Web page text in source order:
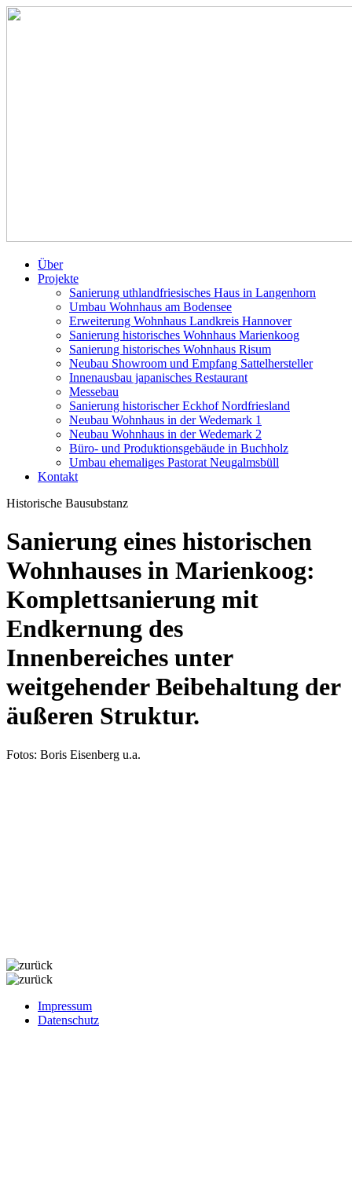
Über
Projekte
Sanierung uthlandfriesisches Haus in Langenhorn
Umbau Wohnhaus am Bodensee
Erweiterung Wohnhaus Landkreis Hannover
Sanierung historisches Wohnhaus Marienkoog
Sanierung historisches Wohnhaus Risum
Neubau Showroom und Empfang Sattelhersteller
Innenausbau japanisches Restaurant
Messebau
Sanierung historischer Eckhof Nordfriesland
Neubau Wohnhaus in der Wedemark 1
Neubau Wohnhaus in der Wedemark 2
Büro- und Produktionsgebäude in Buchholz
Umbau ehemaliges Pastorat Neugalmsbüll
Kontakt
Historische Bausubstanz
Sanierung eines historischen
Wohnhauses in Marienkoog:
Komplettsanierung mit
Endkernung des
Innenbereiches unter
weitgehender Beibehaltung der
äußeren Struktur.
Fotos: Boris Eisenberg u.a.
Impressum
Datenschutz